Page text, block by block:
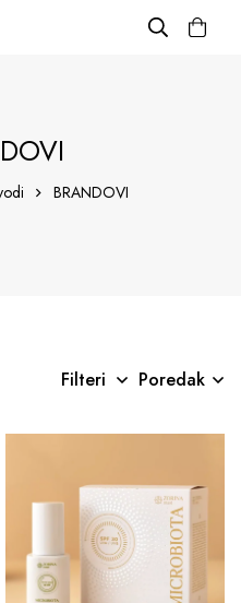
BRANDOVI
Filteri Poredak